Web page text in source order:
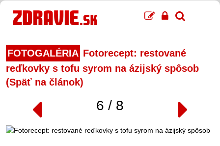
FOTOGALÉRIA Fotorecept: restované
reďkovky s tofu syrom na ázijský spôsob
(Späť na článok)
6 / 8